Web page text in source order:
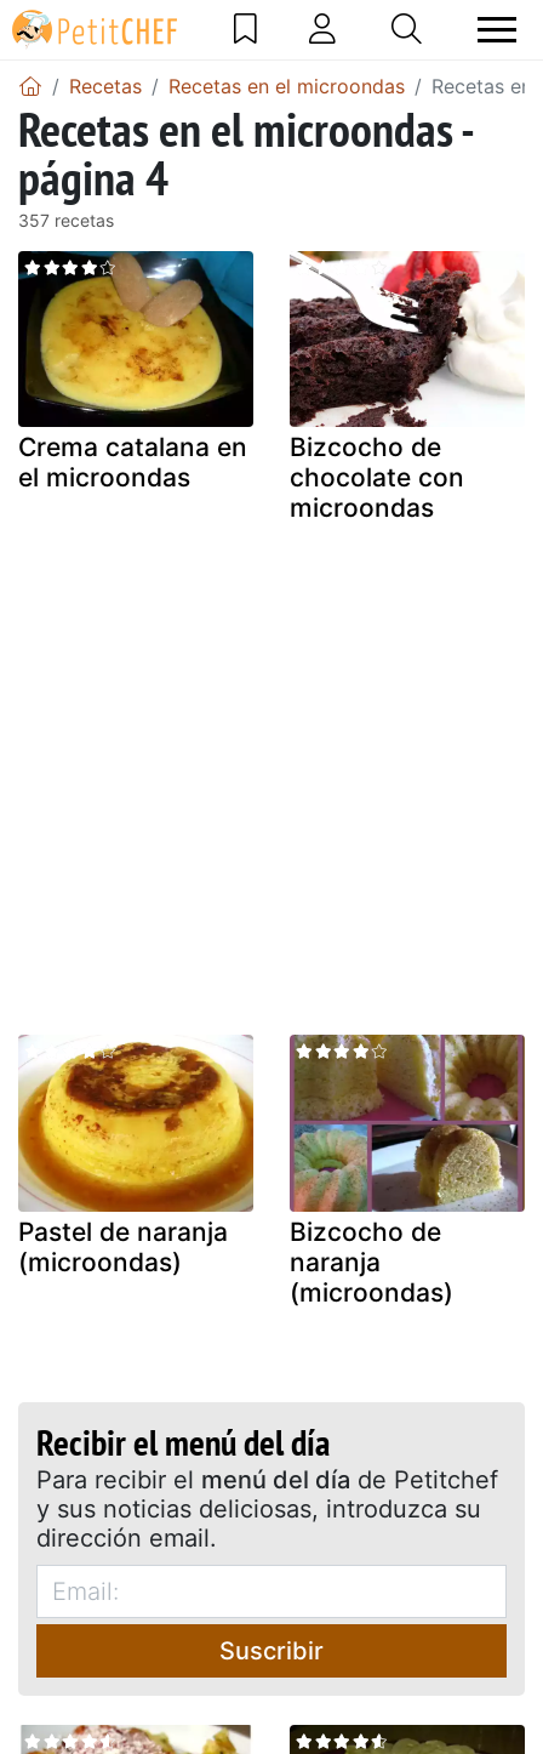
Recetas Recetas en el microondas Recetas
Recetas en el microondas -
página 4
357 recetas
Crema catalana en
el microondas
Bizcocho de
chocolate con
microondas
Pastel de naranja
(microondas)
Bizcocho de
naranja
(microondas)
Recibir el menú del día
Para recibir el menú del día de Petitchef
y sus noticias deliciosas, introduzca su
dirección email.
Suscribir